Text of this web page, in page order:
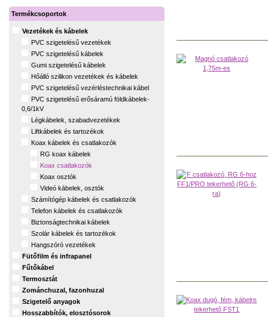
Termékcsoportok
Vezetékek és kábelek
PVC szigetelésű vezetékek
PVC szigetelésű kábelek
Gumi szigetelésű kábelek
Hőálló szilikon vezetékek és kábelek
PVC szigetelésű vezérléstechnikai kábel
PVC szigetelésű erősáramú földkábelek-
0,6/1kV
Légkábelek, szabadvezetékek
Liftkábelek és tartozékok
Koax kábelek és csatlakozók
RG koax kábelek
Koax csatlakozók
Koax osztók
Videó kábelek, osztók
Számítógép kábelek és csatlakozók
Telefon kábelek és csatlakozók
Biztonságtechnikai kábelek
Szolár kábelek és tartozékok
Hangszóró vezetékek
Fütőfilm és infrapanel
Fűtőkábel
Termosztát
Zománchuzal, fazonhuzal
Szigetelő anyagok
Hosszabbítók, elosztósorok